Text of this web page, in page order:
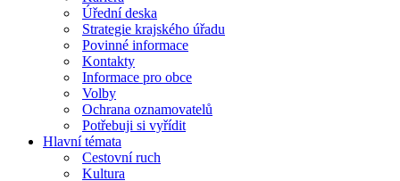
Úřední deska
Strategie krajského úřadu
Povinné informace
Kontakty
Informace pro obce
Volby
Ochrana oznamovatelů
Potřebuji si vyřídit
Hlavní témata
Cestovní ruch
Kultura